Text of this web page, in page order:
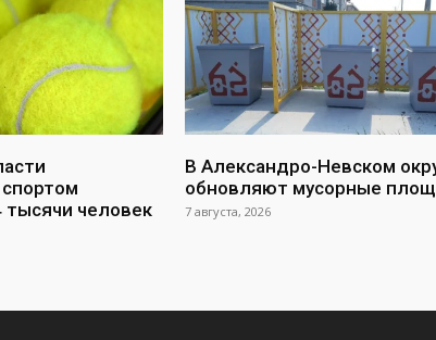
тысячи человек
В Александро-Невском
обновляют мусорные
7 августа, 2026